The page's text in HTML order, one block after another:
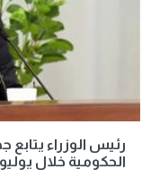
رئيس الوزراء
الحكومية خلال